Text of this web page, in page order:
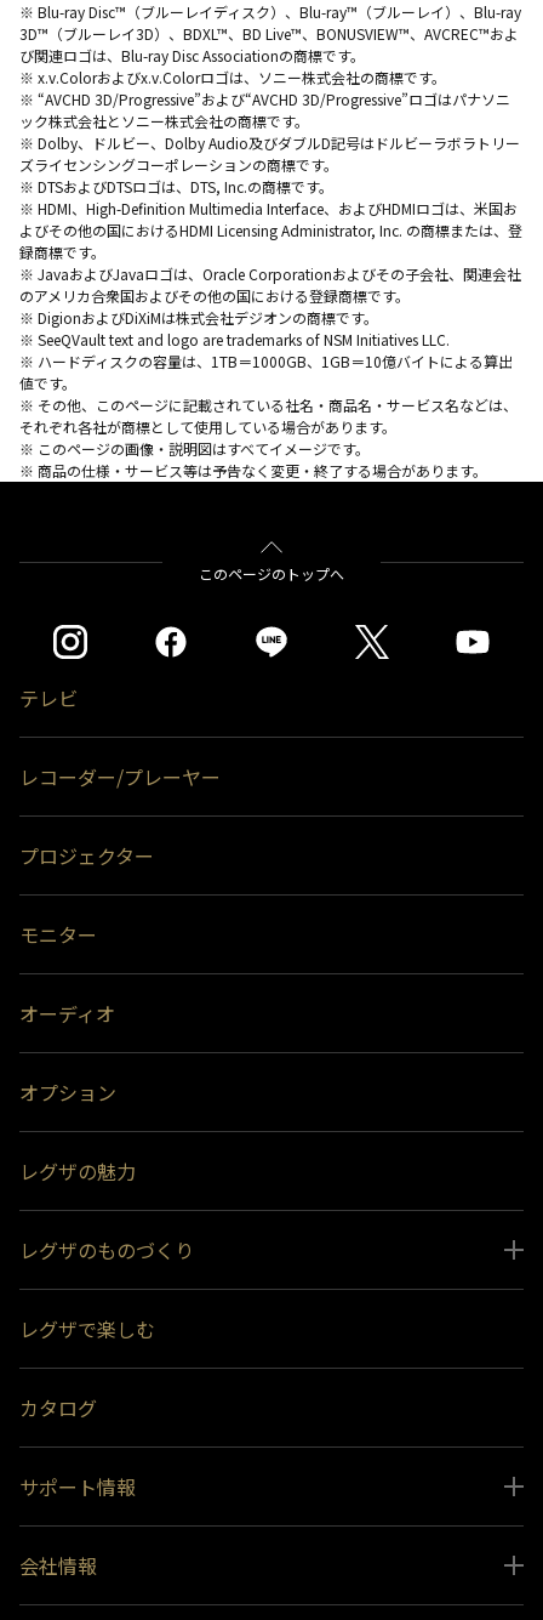
※ Blu-ray Disc™（ブルーレイディスク）、Blu-ray™（ブルーレイ）、Blu-ray
3D™（ブルーレイ3D）、BDXL™、BD Live™、BONUSVIEW™、AVCREC™およ
び関連ロゴは、Blu-ray Disc Associationの商標です。
※ x.v.Colorおよびx.v.Colorロゴは、ソニー株式会社の商標です。
※ “AVCHD 3D/Progressive”および“AVCHD 3D/Progressive”ロゴはパナソニ
ック株式会社とソニー株式会社の商標です。
※ Dolby、ドルビー、Dolby Audio及びダブルD記号はドルビーラボラトリー
ズライセンシングコーポレーションの商標です。
※ DTSおよびDTSロゴは、DTS, Inc.の商標です。
※ HDMI、High-Definition Multimedia Interface、およびHDMIロゴは、米国お
よびその他の国におけるHDMI Licensing Administrator, Inc. の商標または、登
録商標です。
※ JavaおよびJavaロゴは、Oracle Corporationおよびその子会社、関連会社
のアメリカ合衆国およびその他の国における登録商標です。
※ DigionおよびDiXiMは株式会社デジオンの商標です。
※ SeeQVault text and logo are trademarks of NSM Initiatives LLC.
※ ハードディスクの容量は、1TB＝1000GB、1GB＝10億バイトによる算出
値です。
※ その他、このページに記載されている社名・商品名・サービス名などは、
それぞれ各社が商標として使用している場合があります。
※ このページの画像・説明図はすべてイメージです。
※ 商品の仕様・サービス等は予告なく変更・終了する場合があります。
このページのトップへ
テレビ
レコーダー/プレーヤー
プロジェクター
モニター
オーディオ
オプション
レグザの魅力
レグザのものづくり
受賞履歴
おすすめ番組
レグザで楽しむ
カタログ
サポート情報
インフォメーション 一覧
会社情報